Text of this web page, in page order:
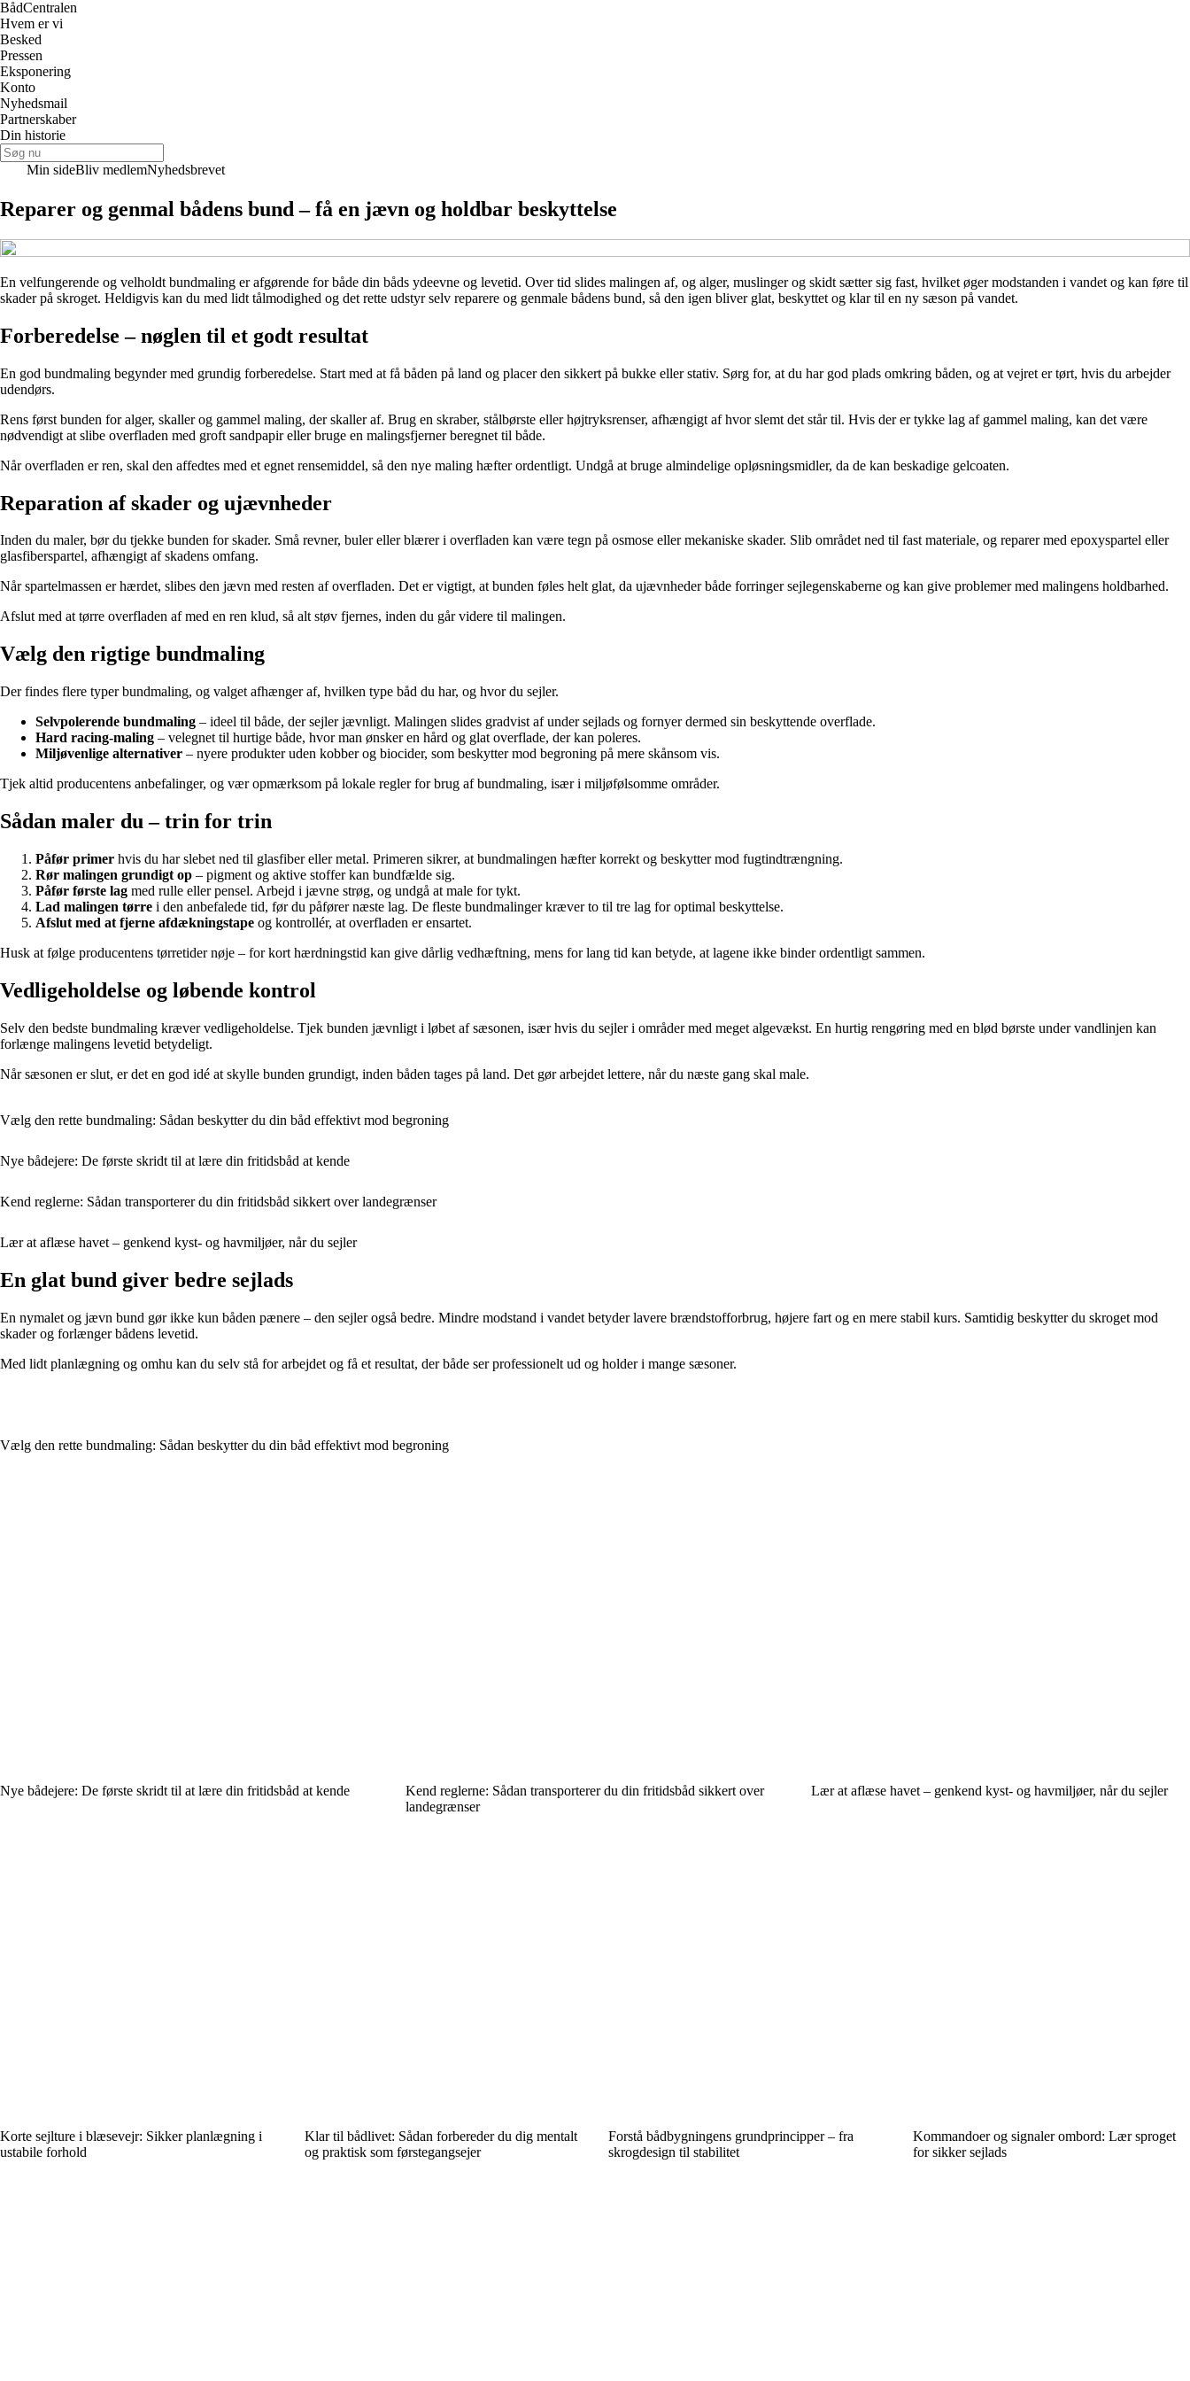
BådCentralen
Hvem er vi
Besked
Pressen
Eksponering
Konto
Nyhedsmail
Partnerskaber
Din historie
Min sideBliv medlemNyhedsbrevet
Reparer og genmal bådens bund – få en jævn og holdbar beskyttelse
En velfungerende og velholdt bundmaling er afgørende for både din båds ydeevne og levetid. Over tid slides malingen af, og alger, muslinger og skidt sætter sig fast, hvilket øger modstanden i vandet og kan føre til
skader på skroget. Heldigvis kan du med lidt tålmodighed og det rette udstyr selv reparere og genmale bådens bund, så den igen bliver glat, beskyttet og klar til en ny sæson på vandet.
Forberedelse – nøglen til et godt resultat
En god bundmaling begynder med grundig forberedelse. Start med at få båden på land og placer den sikkert på bukke eller stativ. Sørg for, at du har god plads omkring båden, og at vejret er tørt, hvis du arbejder
udendørs.
Rens først bunden for alger, skaller og gammel maling, der skaller af. Brug en skraber, stålbørste eller højtryksrenser, afhængigt af hvor slemt det står til. Hvis der er tykke lag af gammel maling, kan det være
nødvendigt at slibe overfladen med groft sandpapir eller bruge en malingsfjerner beregnet til både.
Når overfladen er ren, skal den affedtes med et egnet rensemiddel, så den nye maling hæfter ordentligt. Undgå at bruge almindelige opløsningsmidler, da de kan beskadige gelcoaten.
Reparation af skader og ujævnheder
Inden du maler, bør du tjekke bunden for skader. Små revner, buler eller blærer i overfladen kan være tegn på osmose eller mekaniske skader. Slib området ned til fast materiale, og reparer med epoxyspartel eller
glasfiberspartel, afhængigt af skadens omfang.
Når spartelmassen er hærdet, slibes den jævn med resten af overfladen. Det er vigtigt, at bunden føles helt glat, da ujævnheder både forringer sejlegenskaberne og kan give problemer med malingens holdbarhed.
Afslut med at tørre overfladen af med en ren klud, så alt støv fjernes, inden du går videre til malingen.
Vælg den rigtige bundmaling
Der findes flere typer bundmaling, og valget afhænger af, hvilken type båd du har, og hvor du sejler.
Selvpolerende bundmaling – ideel til både, der sejler jævnligt. Malingen slides gradvist af under sejlads og fornyer dermed sin beskyttende overflade.
Hard racing-maling – velegnet til hurtige både, hvor man ønsker en hård og glat overflade, der kan poleres.
Miljøvenlige alternativer – nyere produkter uden kobber og biocider, som beskytter mod begroning på mere skånsom vis.
Tjek altid producentens anbefalinger, og vær opmærksom på lokale regler for brug af bundmaling, især i miljøfølsomme områder.
Sådan maler du – trin for trin
Påfør primer hvis du har slebet ned til glasfiber eller metal. Primeren sikrer, at bundmalingen hæfter korrekt og beskytter mod fugtindtrængning.
Rør malingen grundigt op – pigment og aktive stoffer kan bundfælde sig.
Påfør første lag med rulle eller pensel. Arbejd i jævne strøg, og undgå at male for tykt.
Lad malingen tørre i den anbefalede tid, før du påfører næste lag. De fleste bundmalinger kræver to til tre lag for optimal beskyttelse.
Afslut med at fjerne afdækningstape og kontrollér, at overfladen er ensartet.
Husk at følge producentens tørretider nøje – for kort hærdningstid kan give dårlig vedhæftning, mens for lang tid kan betyde, at lagene ikke binder ordentligt sammen.
Vedligeholdelse og løbende kontrol
Selv den bedste bundmaling kræver vedligeholdelse. Tjek bunden jævnligt i løbet af sæsonen, især hvis du sejler i områder med meget algevækst. En hurtig rengøring med en blød børste under vandlinjen kan
forlænge malingens levetid betydeligt.
Når sæsonen er slut, er det en god idé at skylle bunden grundigt, inden båden tages på land. Det gør arbejdet lettere, når du næste gang skal male.
Vælg den rette bundmaling: Sådan beskytter du din båd effektivt mod begroning
Nye bådejere: De første skridt til at lære din fritidsbåd at kende
Kend reglerne: Sådan transporterer du din fritidsbåd sikkert over landegrænser
Lær at aflæse havet – genkend kyst- og havmiljøer, når du sejler
En glat bund giver bedre sejlads
En nymalet og jævn bund gør ikke kun båden pænere – den sejler også bedre. Mindre modstand i vandet betyder lavere brændstofforbrug, højere fart og en mere stabil kurs. Samtidig beskytter du skroget mod
skader og forlænger bådens levetid.
Med lidt planlægning og omhu kan du selv stå for arbejdet og få et resultat, der både ser professionelt ud og holder i mange sæsoner.
Vælg den rette bundmaling: Sådan beskytter du din båd effektivt mod begroning
Nye bådejere: De første skridt til at lære din fritidsbåd at kende
Kend reglerne: Sådan transporterer du din fritidsbåd sikkert over
landegrænser
Lær at aflæse havet – genkend kyst- og havmiljøer, når du sejler
Korte sejlture i blæsevejr: Sikker planlægning i
ustabile forhold
Klar til bådlivet: Sådan forbereder du dig mentalt
og praktisk som førstegangsejer
Forstå bådbygningens grundprincipper – fra
skrogdesign til stabilitet
Kommandoer og signaler ombord: Lær sproget
for sikker sejlads